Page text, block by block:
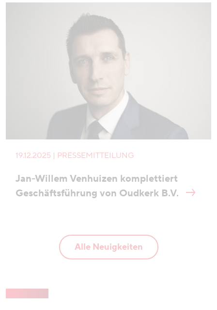
19.12.2025 | PRESSEMITTEILUNG
Jan-Willem Venhuizen komplettiert
Geschäftsführung von Oudkerk B.V.
Alle Neuigkeiten